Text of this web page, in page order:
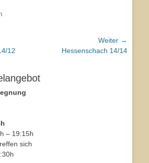
12
Weiter →
NächsterHessenschach 14/14
– 19:15h
sich